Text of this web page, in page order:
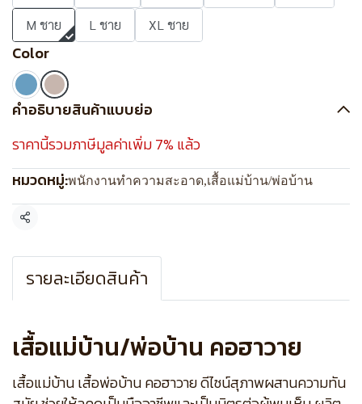
M ชาย
L ชาย XL ชาย
Color
คำอธิบายสินค้าแบบย่อ
ราคานี้รวมภาษีมูลค่าเพิ่ม 7% แล้ว
หมวดหมู่:พนักงานทำความสะอาด,เสื้อแม่บ้าน/พ่อบ้าน
แชร์
รายละเอียดสินค้า
เสื้อแม่บ้าน/พ่อบ้าน คอฮาวาย
เสื้อแม่บ้าน เสื้อพ่อบ้าน คอฮาวาย ดีไซน์สุภาพผสานความทัน